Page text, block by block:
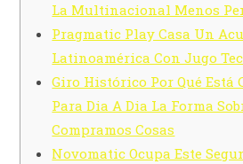
La Multinacional Menos
Pragmatic Play Casa Un
Latinoamérica Con Jugo
Giro Histórico Por Qué Está
Para Dia A Dia La Forma
Compramos Cosas
Novomatic Ocupa Este